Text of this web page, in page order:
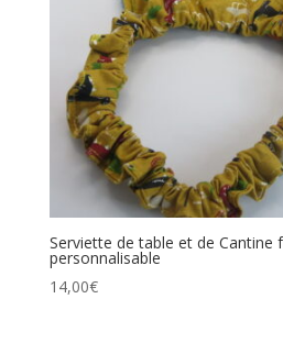
Serviette de table et de Cantine
personnalisable
14,00€